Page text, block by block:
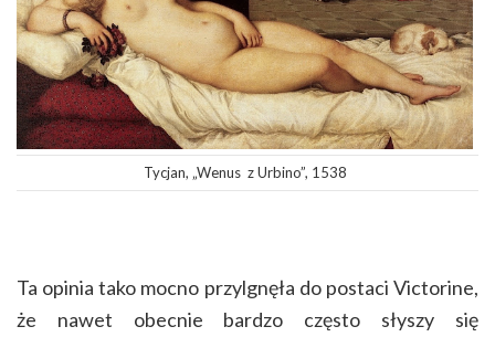
Tycjan, „Wenus z Urbino”, 1538
Ta opinia tako mocno przylgnęła do postaci Victorine,
że nawet obecnie bardzo często słyszy się